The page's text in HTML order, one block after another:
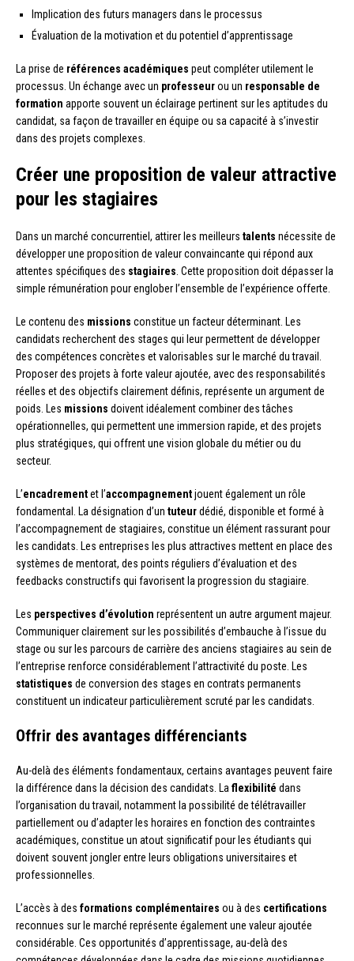
Implication des futurs managers dans le processus
Évaluation de la motivation et du potentiel d’apprentissage
La prise de références académiques peut compléter utilement le
processus. Un échange avec un professeurou un responsable de
formation apporte souvent un éclairage pertinent sur les aptitudes du
candidat, sa façon de travailler en équipe ou sa capacité à s’investir
dans des projets complexes.
Créer une proposition de valeur attractive
pour les stagiaires
Dans un marché concurrentiel, attirer les meilleurs talents nécessite de
développer une proposition de valeur convaincante qui répond aux
attentes spécifiques des stagiaires . Cette proposition doit dépasser la
simple rémunération pour englober l’ensemble de l’expérience offerte.
Le contenu des missions constitue un facteur déterminant. Les
candidats recherchent des stages qui leur permettent de développer
des compétences concrètes et valorisables sur le marché du travail.
Proposer des projets à forte valeur ajoutée, avec des responsabilités
réelles et des objectifs clairement définis, représente un argument de
poids. Les missions doivent idéalement combiner des tâches
opérationnelles, qui permettent une immersion rapide, et des projets
plus stratégiques, qui offrent une vision globale du métier ou du
secteur.
L’encadrementet l’accompagnementjouent également un rôle
fondamental. La désignation d’un tuteurdédié, disponible et formé à
l’accompagnement de stagiaires, constitue un élément rassurant pour
les candidats. Les entreprises les plus attractives mettent en place des
systèmes de mentorat, des points réguliers d’évaluation et des
feedbacks constructifs qui favorisent la progression du stagiaire.
Les perspectives d’évolution représentent un autre argument majeur.
Communiquer clairement sur les possibilités d’embauche à l’issue du
stage ou sur les parcours de carrière des anciens stagiaires au sein de
l’entreprise renforce considérablement l’attractivité du poste. Les
statistiques de conversion des stages en contrats permanents
constituent un indicateur particulièrement scruté par les candidats.
Offrir des avantages différenciants
Au-delà des éléments fondamentaux, certains avantages peuvent faire
la différence dans la décision des candidats. La flexibilité dans
l’organisation du travail, notamment la possibilité de télétravailler
partiellement ou d’adapter les horaires en fonction des contraintes
académiques, constitue un atout significatif pour les étudiants qui
doivent souvent jongler entre leurs obligations universitaires et
professionnelles.
L’accès à des formations complémentaires ou à des certifications
reconnues sur le marché représente également une valeur ajoutée
considérable. Ces opportunités d’apprentissage, au-delà des